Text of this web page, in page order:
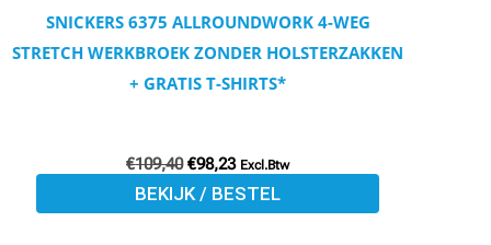
SNICKERS 6375 ALLROUNDWORK 4-WEG
STRETCH WERKBROEK ZONDER HOLSTERZAKKEN
+ GRATIS T-SHIRTS*
€109,40 €98,23 Excl.Btw
BEKIJK / BESTEL
variaties.
Deze
optie
worden
op